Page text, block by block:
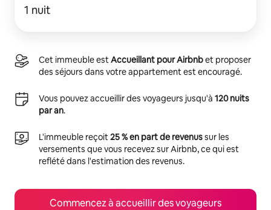
1 nuit
Cet immeuble estAccueillant pour Airbnbet proposer
des séjours dans votre appartement est encouragé.
Vous pouvez accueillir des voyageurs jusqu'à 120 nuits
par an.
L'immeuble reçoit25 % en part de revenussur les
versements que vous recevez sur Airbnb, ce qui est
reflété dans l'estimation des revenus.
Commencez à accueillir des voyageurs